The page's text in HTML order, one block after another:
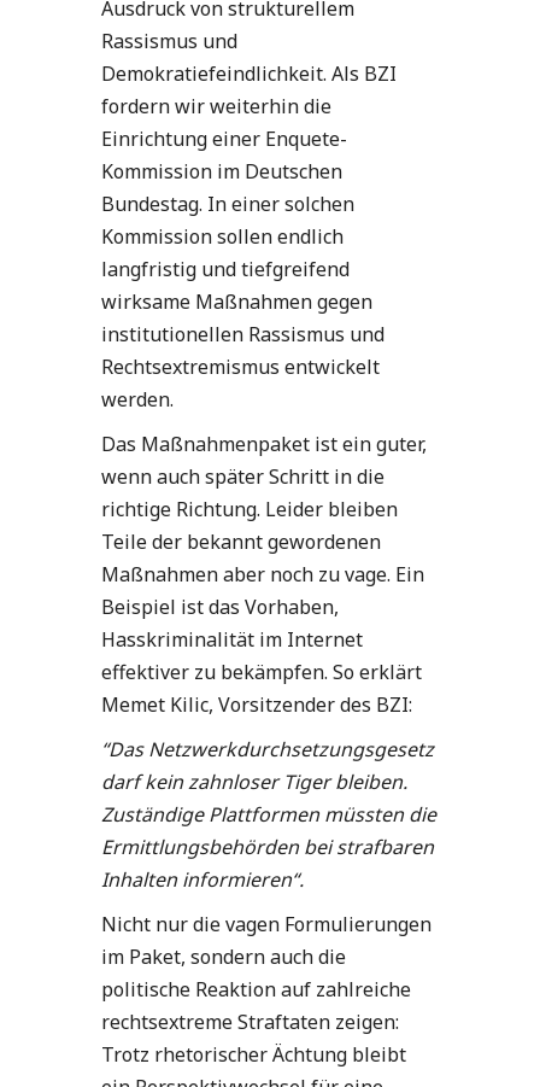
Ausdruck von strukturellem
Rassismus und
Demokratiefeindlichkeit. Als BZI
fordern wir weiterhin die
Einrichtung einer Enquete-
Kommission im Deutschen
Bundestag. In einer solchen
Kommission sollen endlich
langfristig und tiefgreifend
wirksame Maßnahmen gegen
institutionellen Rassismus und
Rechtsextremismus entwickelt
werden.
Das Maßnahmenpaket ist ein guter,
wenn auch später Schritt in die
richtige Richtung. Leider bleiben
Teile der bekannt gewordenen
Maßnahmen aber noch zu vage. Ein
Beispiel ist das Vorhaben,
Hasskriminalität im Internet
effektiver zu bekämpfen. So erklärt
Memet Kilic, Vorsitzender des BZI:
“Das Netzwerkdurchsetzungsgesetz
darf kein zahnloser Tiger bleiben.
Zuständige Plattformen müssten die
Ermittlungsbehörden bei strafbaren
Inhalten informieren“.
Nicht nur die vagen Formulierungen
im Paket, sondern auch die
politische Reaktion auf zahlreiche
rechtsextreme Straftaten zeigen:
Trotz rhetorischer Ächtung bleibt